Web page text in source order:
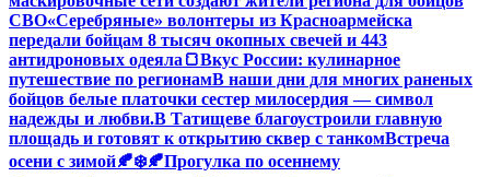
СВО«Серебряные» волонтеры из Красноармейска
передали бойцам 8 тысяч окопных свечей и 443
антидроновых одеяла 🍞Вкус России: кулинарное
путешествие по регионамВ наши дни для многих раненых
бойцов белые платочки сестер милосердия — символ
надежды и любви.В Татищеве благоустроили главную
площадь и готовят к открытию сквер с танкомВстреча
осени с зимой🍂❄️🍂Прогулка по осеннему